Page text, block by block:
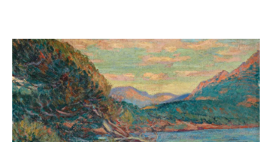
Guillaumin,
Paysage
de
Provence